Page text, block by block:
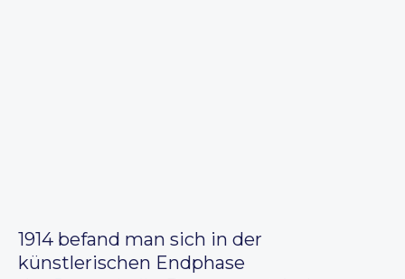
1914 befand man sich in der
künstlerischen Endphase